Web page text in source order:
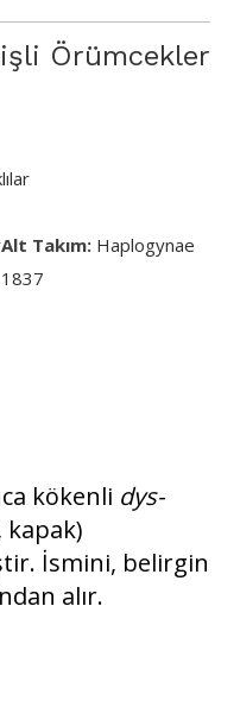
Örümcekler
Alt Takım: Haplogynae
kökenli dys-
İsmini, belirgin
alır.